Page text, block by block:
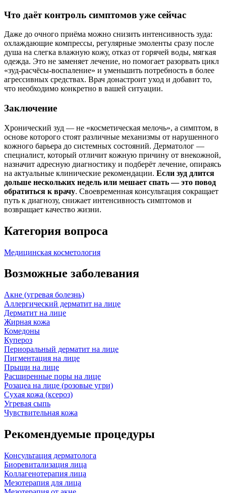
Что даёт контроль симптомов уже сейчас
Даже до очного приёма можно снизить интенсивность зуда:
охлаждающие компрессы, регулярные эмоленты сразу после
душа на слегка влажную кожу, отказ от горячей воды, мягкая
одежда. Это не заменяет лечение, но помогает разорвать цикл
«зуд‑расчёсы‑воспаление» и уменьшить потребность в более
агрессивных средствах. Врач донастроит уход и добавит то,
что необходимо конкретно в вашей ситуации.
Заключение
Хронический зуд — не «косметическая мелочь», а симптом, в
основе которого стоят различные механизмы от нарушенного
кожного барьера до системных состояний. Дерматолог —
специалист, который отличит кожную причину от внекожной,
назначит адресную диагностику и подберёт лечение, опираясь
на актуальные клинические рекомендации. Если зуд длится
дольше нескольких недель или мешает спать — это повод
обратиться к врачу. Своевременная консультация сокращает
путь к диагнозу, снижает интенсивность симптомов и
возвращает качество жизни.
Категория вопроса
Медицинская косметология
Возможные заболевания
Акне (угревая болезнь)
Аллергический дерматит на лице
Дерматит на лице
Жирная кожа
Комедоны
Купероз
Периоральный дерматит на лице
Пигментация на лице
Прыщи на лице
Расширенные поры на лице
Розацеа на лице (розовые угри)
Сухая кожа (ксероз)
Угревая сыпь
Чувствительная кожа
Рекомендуемые процедуры
Консультация дерматолога
Биоревитализация лица
Коллагенотерапия лица
Мезотерапия для лица